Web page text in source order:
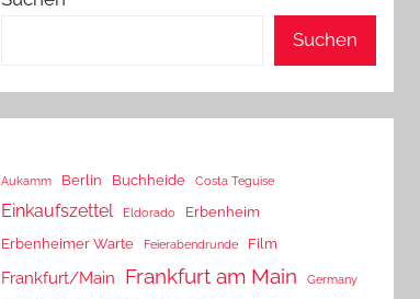
Suchen
Aukamm Berlin Buchheide Costa Teguise
Einkaufszettel Eldorado
Erbenheim
Erbenheimer Warte
Feierabendrunde Film
Frankfurt/Main Frankfurt am Main Germany